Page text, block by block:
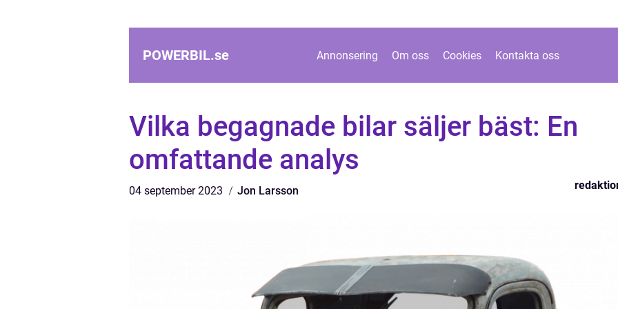
POWERBIL.se Annonsering Om oss Cookies Kontakta oss
Vilka begagnade bilar säljer bäst: En
omfattande analys
04 september 2023 Jon Larsson